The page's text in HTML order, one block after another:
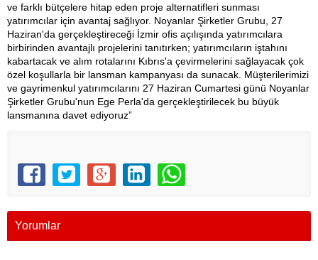
ve farklı bütçelere hitap eden proje alternatifleri sunması
yatırımcılar için avantaj sağlıyor. Noyanlar Şirketler Grubu, 27
Haziran'da gerçekleştireceği İzmir ofis açılışında yatırımcılara
birbirinden avantajlı projelerini tanıtırken; yatırımcıların iştahını
kabartacak ve alım rotalarını Kıbrıs'a çevirmelerini sağlayacak çok
özel koşullarla bir lansman kampanyası da sunacak. Müşterilerimizi
ve gayrimenkul yatırımcılarını 27 Haziran Cumartesi günü Noyanlar
Şirketler Grubu'nun Ege Perla'da gerçekleştirilecek bu büyük
lansmanına davet ediyoruz”
Yorumlar